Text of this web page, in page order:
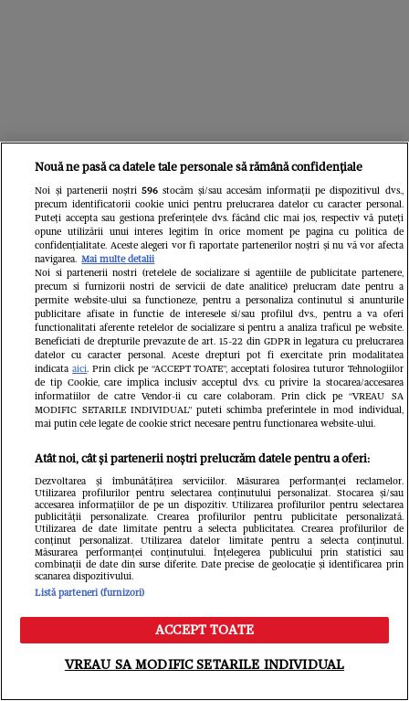
Din aceeași categorie
VEDETE SI EVENIMENTE
Cine este Roxana Vașniuc. A lucrat la
Etno TV, de unde a fost concediată,
și este divorțată de tatăl fiicei sale
VEDETE
Ce s-a
Cornel
Insula
Meniu Caută
Nouă ne pasă ca datele tale personale să rămână confidențiale
Noi și partenerii noștri 596stocăm și/sau accesăm informații pe dispozitivul dvs.,
precum identificatorii cookie unici pentru prelucrarea datelor cu caracter personal.
Puteți accepta sau gestiona preferințele dvs. făcând clic mai jos, respectiv vă puteți
opune utilizării unui interes legitim în orice moment pe pagina cu politica de
confidențialitate. Aceste alegeri vor fi raportate partenerilor noștri și nu vă vor afecta
navigarea. Mai multe detalii
Noi si partenerii nostri (retelele de socializare si agentiile de publicitate partenere,
precum si furnizorii nostri de servicii de date analitice) prelucram date pentru a
permite website-ului sa functioneze, pentru a personaliza continutul si anunturile
publicitare afisate in functie de interesele si/sau profilul dvs., pentru a va oferi
functionalitati aferente retelelor de socializare si pentru a analiza traficul pe website.
Beneficiati de drepturile prevazute de art. 15-22 din GDPR in legatura cu prelucrarea
datelor cu caracter personal. Aceste drepturi pot fi exercitate prin modalitatea
indicataaici. Prin click pe “ACCEPT TOATE”, acceptati folosirea tuturor Tehnologiilor
de tip Cookie, care implica inclusiv acceptul dvs. cu privire la stocarea/accesarea
informatiilor de catre Vendor-ii cu care colaboram. Prin click pe “VREAU SA
MODIFIC SETARILE INDIVIDUAL” puteti schimba preferintele in mod individual,
mai putin cele legate de cookie strict necesare pentru functionarea website-ului.
Atât noi, cât și partenerii noștri prelucrăm datele pentru a oferi:
Dezvoltarea și îmbunătățirea serviciilor. Măsurarea performanței reclamelor.
Utilizarea profilurilor pentru selectarea conținutului personalizat. Stocarea și/sau
accesarea informațiilor de pe un dispozitiv. Utilizarea profilurilor pentru selectarea
publicității personalizate. Crearea profilurilor pentru publicitate personalizată.
Utilizarea de date limitate pentru a selecta publicitatea. Crearea profilurilor de
conținut personalizat. Utilizarea datelor limitate pentru a selecta conținutul.
Măsurarea performanței conținutului. Înțelegerea publicului prin statistici sau
combinații de date din surse diferite. Date precise de geolocație și identificarea prin
scanarea dispozitivului.
Listă parteneri (furnizori)
ACCEPT TOATE
VREAU SA MODIFIC SETARILE INDIVIDUAL